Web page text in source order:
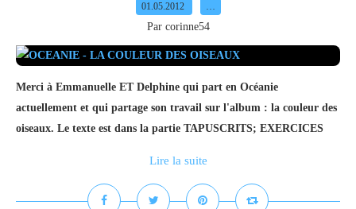
01.05.2012 …
Par corinne54
Merci à Emmanuelle ET Delphine qui part en Océanie
actuellement et qui partage son travail sur l'album : la couleur des
oiseaux. Le texte est dans la partie TAPUSCRITS; EXERCICES
Lire la suite